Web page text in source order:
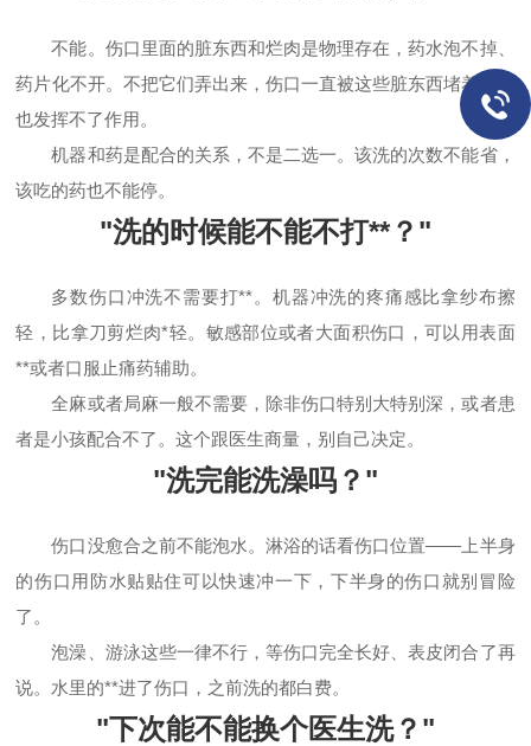
不能。伤口里面的脏东西和烂肉是物理存在，药水泡不掉、
药片化不开。不把它们弄出来，伤口一直被这些脏东西堵着，药
也发挥不了作用。
机器和药是配合的关系，不是二选一。该洗的次数不能省，
该吃的药也不能停。
"洗的时候能不能不打**？"
多数伤口冲洗不需要打**。机器冲洗的疼痛感比拿纱布擦
轻，比拿刀剪烂肉*轻。敏感部位或者大面积伤口，可以用表面
**或者口服止痛药辅助。
全麻或者局麻一般不需要，除非伤口特别大特别深，或者患
者是小孩配合不了。这个跟医生商量，别自己决定。
"洗完能洗澡吗？"
伤口没愈合之前不能泡水。淋浴的话看伤口位置——上半身
的伤口用防水贴贴住可以快速冲一下，下半身的伤口就别冒险
了。
泡澡、游泳这些一律不行，等伤口完全长好、表皮闭合了再
说。水里的**进了伤口，之前洗的都白费。
"下次能不能换个医生洗？"